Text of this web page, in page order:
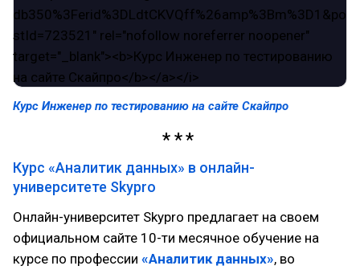
Курс Инженер по тестированию на сайте Скайпро
Курс «Аналитик данных» в онлайн-
университете Skypro
Онлайн-университет Skypro предлагает на своем
официальном сайте 10-ти месячное обучение на
курсе по профессии «Аналитик данных», во